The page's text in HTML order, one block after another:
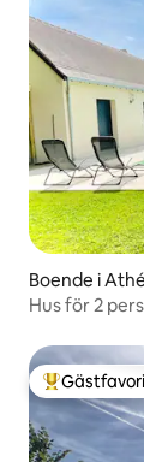
Boende i
Hus för 2
Populär